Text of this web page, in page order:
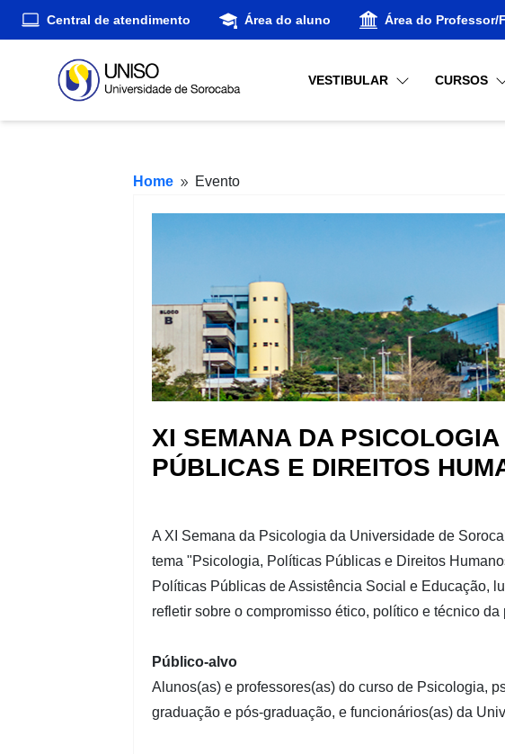
Central de atendimento Área do aluno Área do Professor/
VESTIBULAR CURSOS
Home 9 Evento
XI SEMANA DA
PÚBLICAS E DIREITOS
A XI Semana da Psicologia da Universidade de
tema "Psicologia, Políticas Públicas e Direitos
Políticas Públicas de Assistência Social e Educação,
refletir sobre o compromisso ético, político e técnico
Público-alvo
Alunos(as) e professores(as) do curso de Psicologia,
graduação e pós-graduação, e funcionários(as) da